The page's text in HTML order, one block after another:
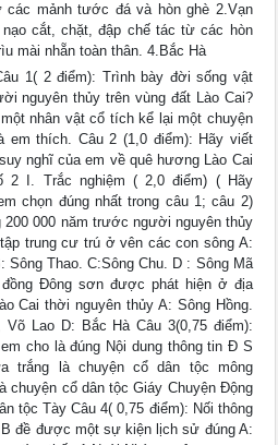
mảnh tước đá và hòn ghè 2.Vạn
cắt, chặt, đập chế tác từ các hòn
mài nhẵn toàn thân. 4.Bắc Hà
1( 2 điểm): Trình bày đời sống vật
nguyên thủy trên vùng đất Lào Cai?
nhân vật cổ tích kể lại một chuyện
thích. Câu 2 (1,0 điểm): Hãy viết
nghĩ của em về quê hương Lào Cai
2 I. Trắc nghiệm ( 2,0 điểm) ( Hãy
chọn đúng nhất trong câu 1; câu 2)
200 000 năm trước người nguyên thủy
trung cư trú ở vên các con sông A:
Sông Thao. C:Sông Chu. D : Sông Mã
đồng Đông sơn được phát hiện ở địa
Cai thời nguyên thủy A: Sông Hồng.
Lao D: Bắc Hà Câu 3(0,75 điểm):
cho là đúng Nội dung thông tin Đ S
trắng là chuyện cổ dân tộc mông
chuyện cổ dân tộc Giáy Chuyện Động
tộc Tày Câu 4( 0,75 điểm): Nối thông
đề được một sự kiện lịch sử đúng A: